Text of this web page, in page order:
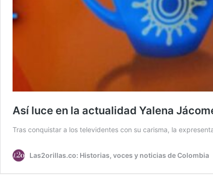
Así luce en la actualidad Yalena
Tras conquistar a los televidentes con su carisma, la
Las2orillas.co: Historias, voces y noticias de Colombia